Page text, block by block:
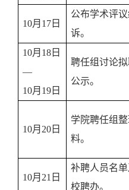
10月 17 日
公布学术评
诉。
10月 18 日
—
10月 19 日
聘任组讨论
公示。
10月 20 日
学院聘任组
料。
10月 21 日
补聘人员名
校聘办。